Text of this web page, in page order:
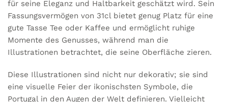
für seine Eleganz und Haltbarkeit geschätzt wird. Sein
Fassungsvermögen von 31cl bietet genug Platz für eine
gute Tasse Tee oder Kaffee und ermöglicht ruhige
Momente des Genusses, während man die
Illustrationen betrachtet, die seine Oberfläche zieren.
Diese Illustrationen sind nicht nur dekorativ; sie sind
eine visuelle Feier der ikonischsten Symbole, die
Portugal in den Augen der Welt definieren. Vielleicht